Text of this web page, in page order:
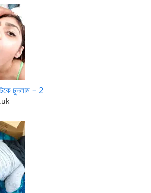
চুদলাম – 2